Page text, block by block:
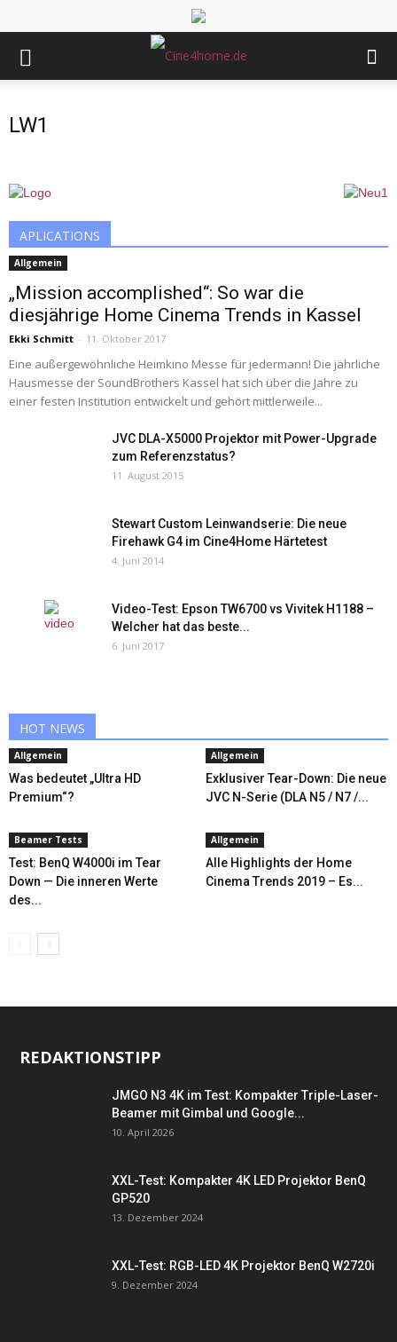
LW1
APLICATIONS
Allgemein
„Mission accomplished“: So war die
diesjährige Home Cinema Trends in Kassel
Ekki Schmitt - 11. Oktober 2017
Eine außergewöhnliche Heimkino Messe für jedermann! Die jährliche
Hausmesse der SoundBrothers Kassel hat sich über die Jahre zu
einer festen Institution entwickelt und gehört mittlerweile...
JVC DLA-X5000 Projektor mit Power-Upgrade
zum Referenzstatus?
11. August 2015
Stewart Custom Leinwandserie: Die neue
Firehawk G4 im Cine4Home Härtetest
4. Juni 2014
Video-Test: Epson TW6700 vs Vivitek H1188 –
Welcher hat das beste...
6. Juni 2017
HOT NEWS
Allgemein
Was bedeutet „Ultra HD
Premium“?
Allgemein
Exklusiver Tear-Down: Die neue
JVC N-Serie (DLA N5 / N7 /...
Beamer Tests
Test: BenQ W4000i im Tear
Down — Die inneren Werte
des...
Allgemein
Alle Highlights der Home
Cinema Trends 2019 – Es...
REDAKTIONSTIPP
JMGO N3 4K im Test: Kompakter Triple-Laser-
Beamer mit Gimbal und Google...
10. April 2026
XXL-Test: Kompakter 4K LED Projektor BenQ
GP520
13. Dezember 2024
XXL-Test: RGB-LED 4K Projektor BenQ W2720i
9. Dezember 2024